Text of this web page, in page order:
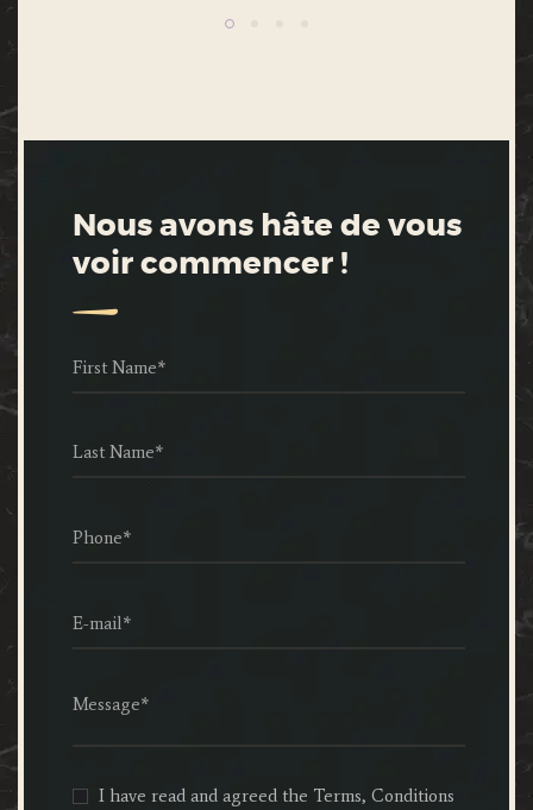
Nous avons hâte de vous
voir commencer !
I have read and agreed the Terms, Conditions